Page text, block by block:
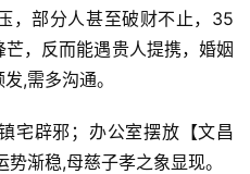
，部分人甚至破财不止，35
，反而能遇贵人提携，婚姻
,需多沟通。
宅辟邪；办公室摆放【文昌
渐稳,母慈子孝之象显现。